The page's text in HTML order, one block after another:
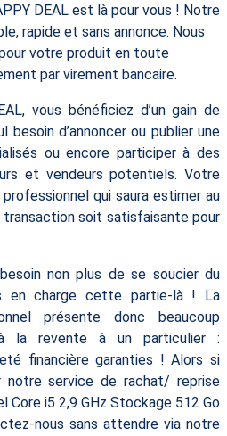
DEAL est là pour vous ! Notre
rapide et sans annonce. Nous
votre produit en toute
par virement bancaire.
vous bénéficiez d’un gain de
besoin d’annoncer ou publier une
ou encore participer à des
et vendeurs potentiels. Votre
qui saura estimer au
transaction soit satisfaisante pour
non plus de se soucier du
en charge cette partie-là ! La
présente donc beaucoup
à la revente à un particulier :
financière garanties ! Alors si
notre service de rachat/ reprise
Core i5 2,9 GHz Stockage 512 Go
nous sans attendre via notre